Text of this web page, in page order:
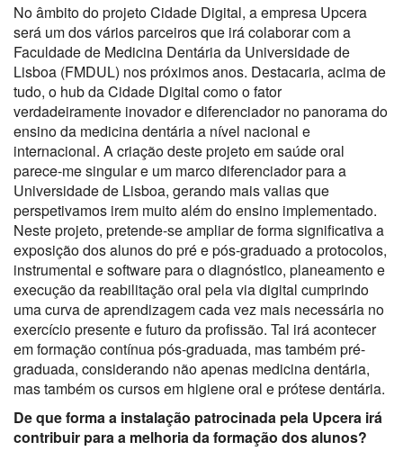
No âmbito do projeto Cidade Digital, a empresa Upcera
será um dos vários parceiros que irá colaborar com a
Faculdade de Medicina Dentária da Universidade de
Lisboa (FMDUL) nos próximos anos. Destacaria, acima de
tudo, o hub da Cidade Digital como o fator
verdadeiramente inovador e diferenciador no panorama do
ensino da medicina dentária a nível nacional e
internacional. A criação deste projeto em saúde oral
parece-me singular e um marco diferenciador para a
Universidade de Lisboa, gerando mais valias que
perspetivamos irem muito além do ensino implementado.
Neste projeto, pretende-se ampliar de forma significativa a
exposição dos alunos do pré e pós-graduado a protocolos,
instrumental e software para o diagnóstico, planeamento e
execução da reabilitação oral pela via digital cumprindo
uma curva de aprendizagem cada vez mais necessária no
exercício presente e futuro da profissão. Tal irá acontecer
em formação contínua pós-graduada, mas também pré-
graduada, considerando não apenas medicina dentária,
mas também os cursos em higiene oral e prótese dentária.
De que forma a instalação patrocinada pela Upcera irá
contribuir para a melhoria da formação dos alunos?